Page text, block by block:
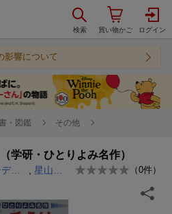
影響について
・図鑑 その他
学研・ひとりよみ名作）
（0件）